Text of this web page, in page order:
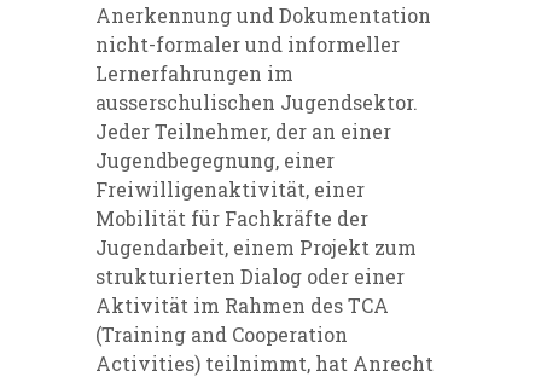
Anerkennung und Dokumentation
nicht-formaler und informeller
Lernerfahrungen im
ausserschulischen Jugendsektor.
Jeder Teilnehmer, der an einer
Jugendbegegnung, einer
Freiwilligenaktivität, einer
Mobilität für Fachkräfte der
Jugendarbeit, einem Projekt zum
strukturierten Dialog oder einer
Aktivität im Rahmen des TCA
(Training and Cooperation
Activities) teilnimmt, hat Anrecht